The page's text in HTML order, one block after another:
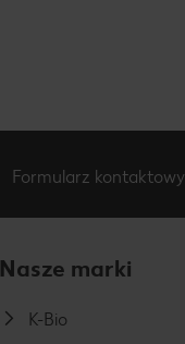
Formularz kontaktowy
Nasze marki
K-Bio